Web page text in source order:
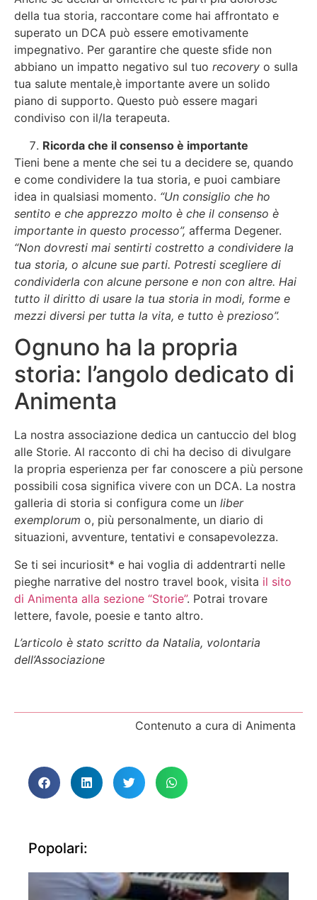
della tua storia, raccontare come hai affrontato e
superato un DCA può essere emotivamente
impegnativo. Per garantire che queste sfide non
abbiano un impatto negativo sul tuo recovery o sulla
tua salute mentale,è importante avere un solido
piano di supporto. Questo può essere magari
condiviso con il/la terapeuta.
Ricorda che il consenso è importante
Tieni bene a mente che sei tu a decidere se, quando
e come condividere la tua storia, e puoi cambiare
idea in qualsiasi momento. “Un consiglio che ho
sentito e che apprezzo molto è che il consenso è
importante in questo processo”, afferma Degener.
“Non dovresti mai sentirti costretto a condividere la
tua storia, o alcune sue parti. Potresti scegliere di
condividerla con alcune persone e non con altre. Hai
tutto il diritto di usare la tua storia in modi, forme e
mezzi diversi per tutta la vita, e tutto è prezioso”.
Ognuno ha la propria
storia: l’angolo dedicato di
Animenta
La nostra associazione dedica un cantuccio del blog
alle Storie. Al racconto di chi ha deciso di divulgare
la propria esperienza per far conoscere a più persone
possibili cosa significa vivere con un DCA. La nostra
galleria di storia si configura come un liber
exemplorum o, più personalmente, un diario di
situazioni, avventure, tentativi e consapevolezza.
Se ti sei incuriosit* e hai voglia di addentrarti nelle
pieghe narrative del nostro travel book, visita il sito
di Animenta alla sezione “Storie”. Potrai trovare
lettere, favole, poesie e tanto altro.
L’articolo è stato scritto da Natalia, volontaria
dell’Associazione
Contenuto a cura di Animenta
Popolari: